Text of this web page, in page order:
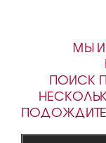
МЫ
ПОИСК
ПОДОЖДИТЕ